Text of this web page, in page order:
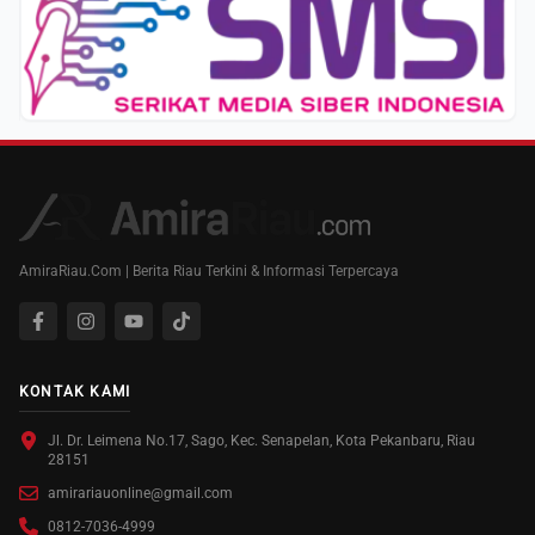
AmiraRiau.Com | Berita Riau Terkini & Informasi Terpercaya
KONTAK KAMI
Jl. Dr. Leimena No.17, Sago, Kec. Senapelan, Kota Pekanbaru, Riau
28151
amirariauonline@gmail.com
0812-7036-4999